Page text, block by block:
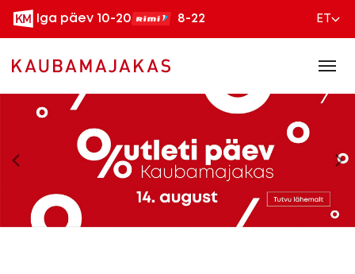
Iga päev 10-20 8-22 ET